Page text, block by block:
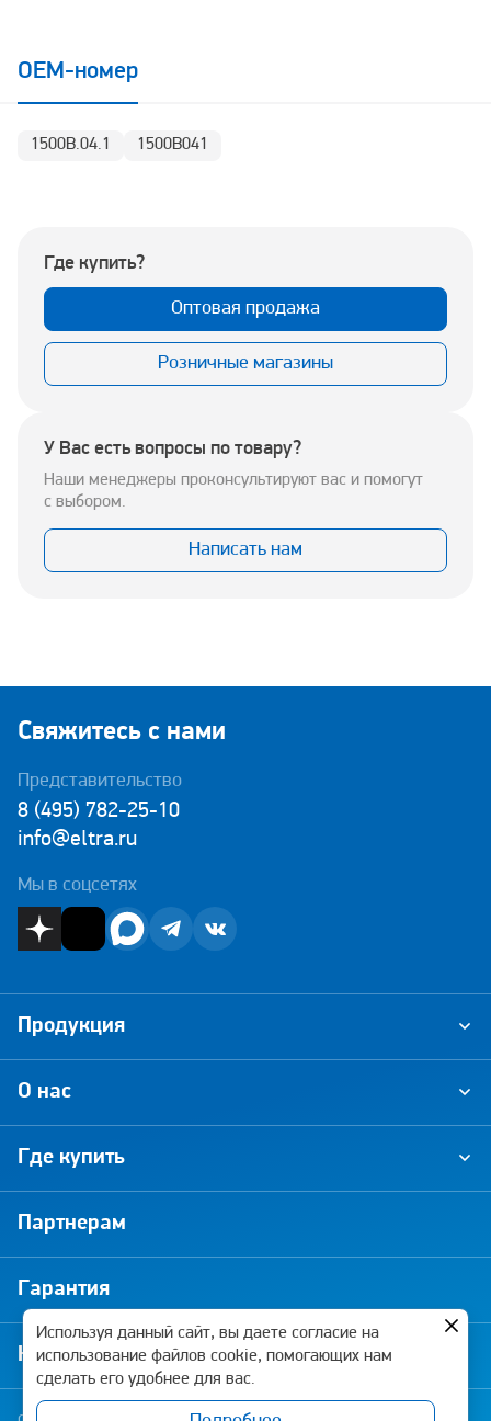
OEM-номер
1500В.04.1 1500В041
Где купить?
Оптовая продажа
Розничные магазины
У Вас есть вопросы по товару?
Наши менеджеры проконсультируют вас и помогут
с выбором.
Написать нам
Свяжитесь с нами
Представительство
8 (495) 782-25-10
info@eltra.ru
Мы в соцсетях
О нас
Где купить
Партнерам
Гарантия
Новости и акции
Продукция
Используя данный сайт, вы даете согласие на
использование файлов cookie, помогающих нам
сделать его удобнее для вас.